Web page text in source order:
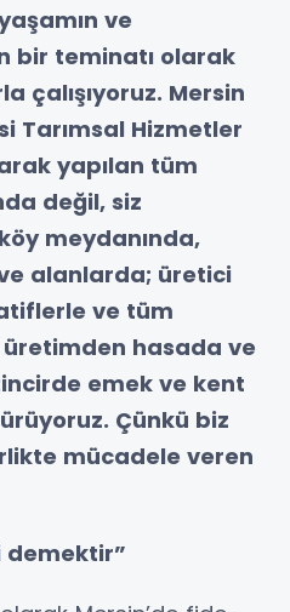
ve
bir teminatı olarak
çalışıyoruz. Mersin
Tarımsal Hizmetler
yapılan tüm
değil, siz
meydanında,
alanlarda; üretici
ve tüm
hasada ve
emek ve kent
Çünkü biz
mücadele veren
demektir”